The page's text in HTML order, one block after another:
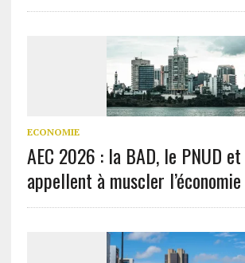
ECONOMIE
AEC 2026 : la BAD, le PNUD et
appellent à muscler